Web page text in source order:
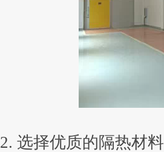
2. 选择优质的隔热材料